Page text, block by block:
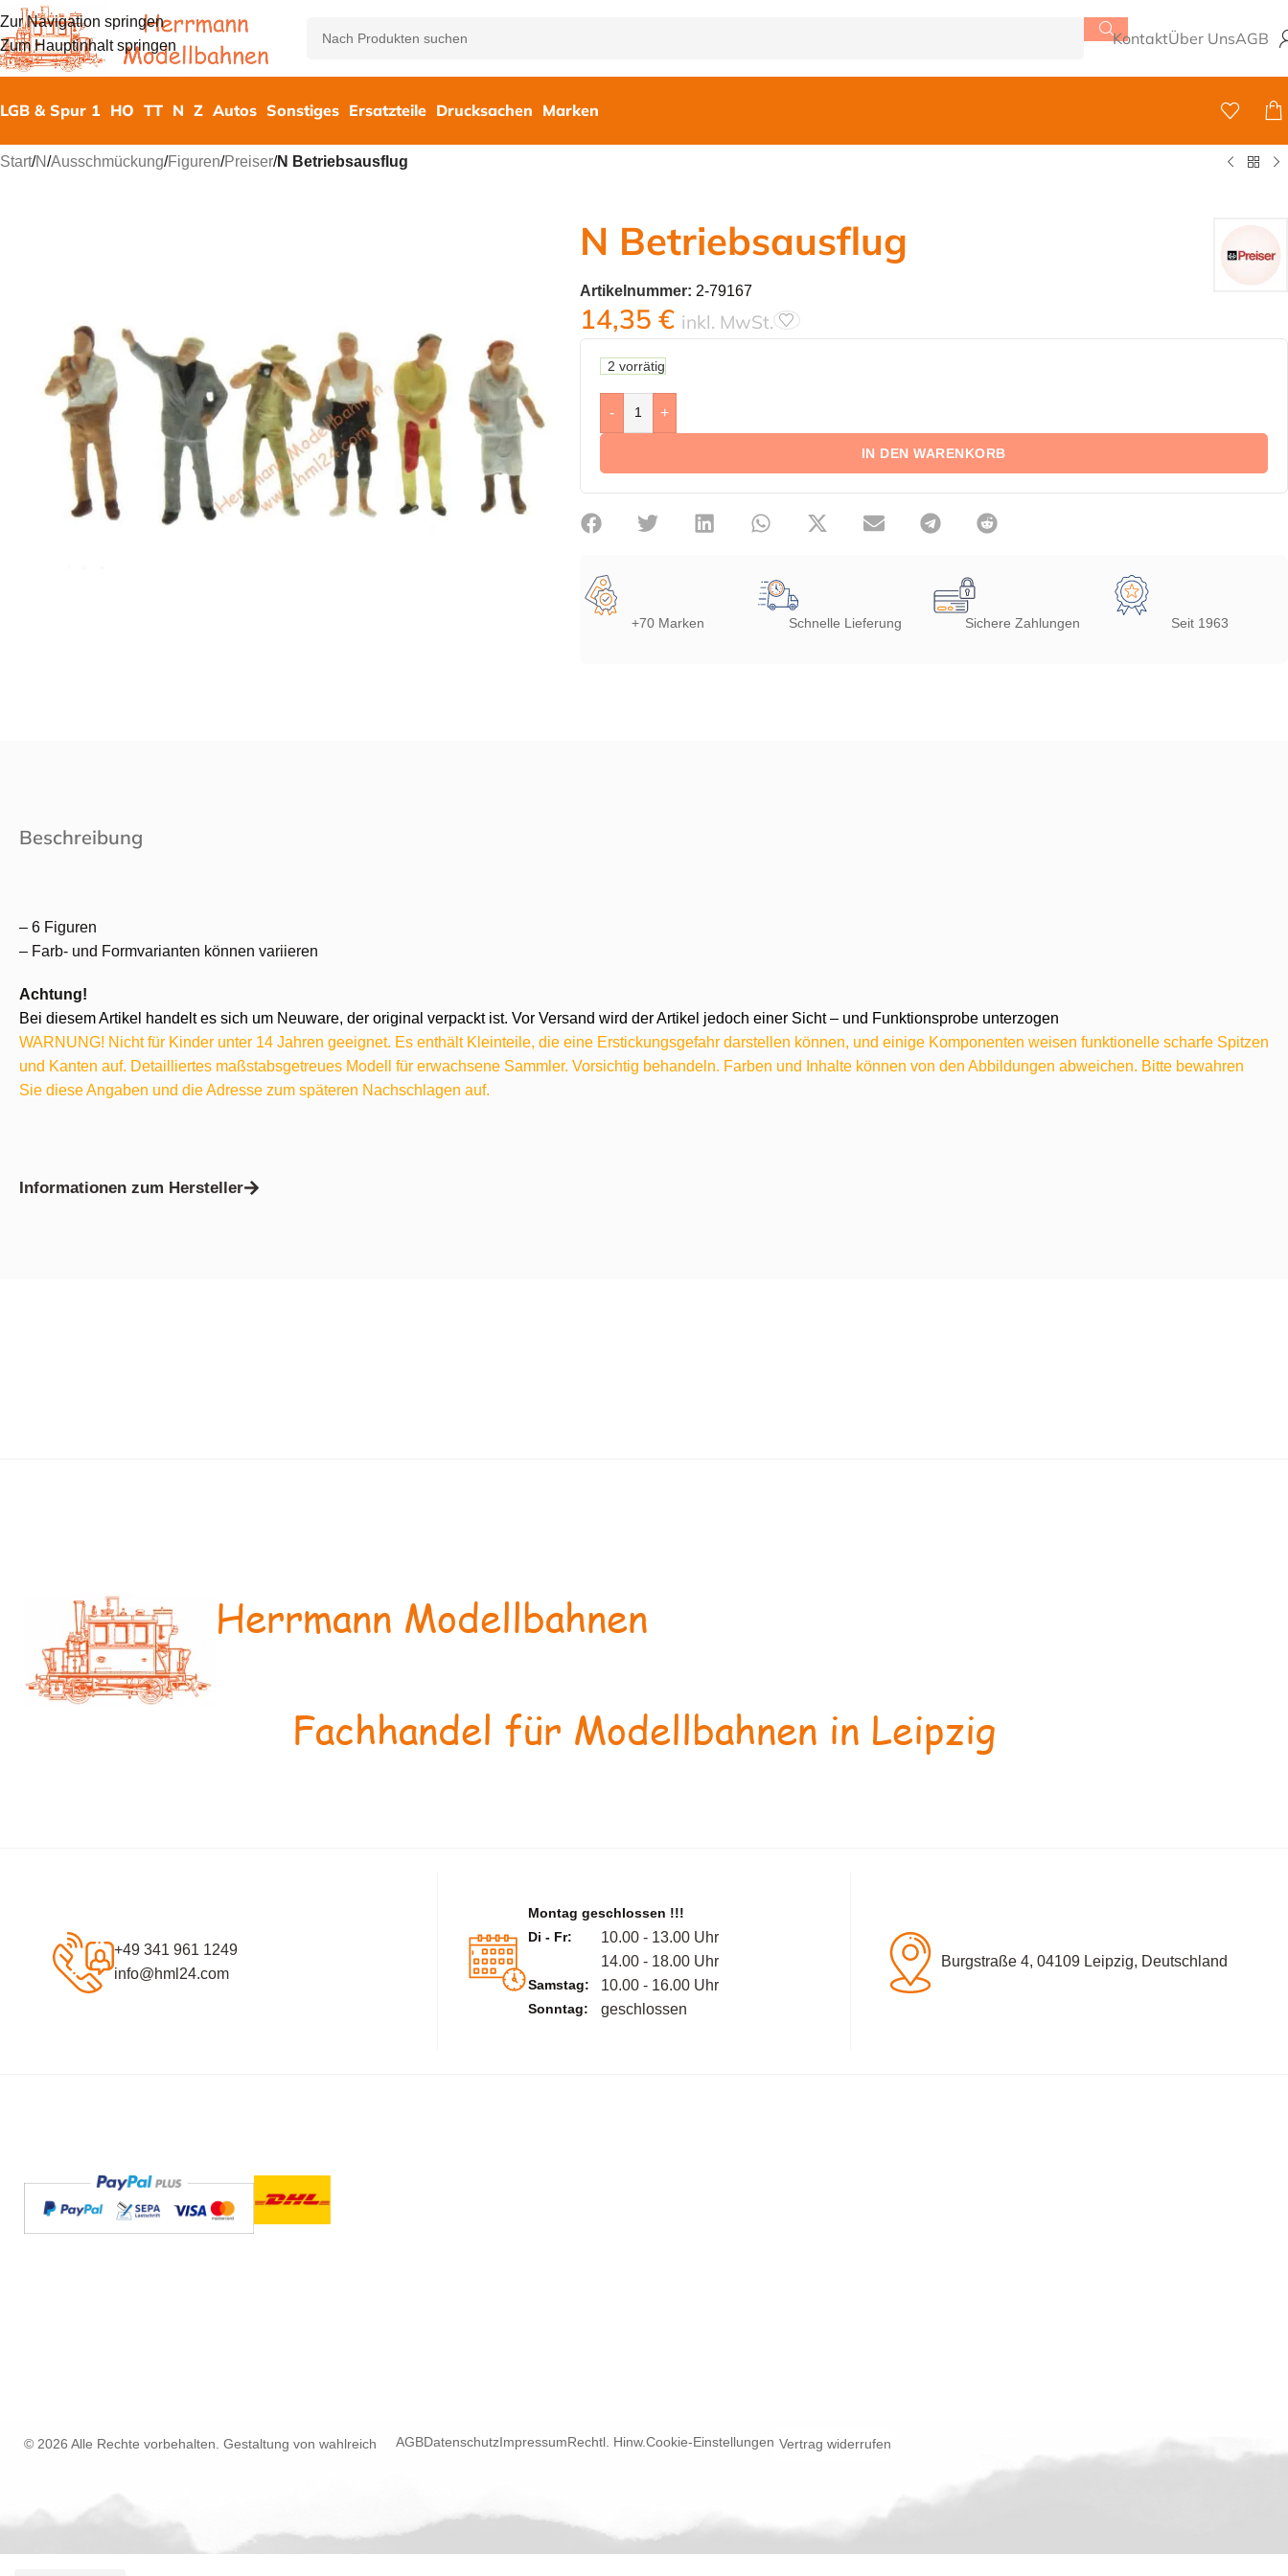
Zur Navigation springen
Zum Hauptinhalt springen
KontaktÜber UnsAGB
LGB & Spur 1 HO TT N Z Autos Sonstiges Ersatzteile Drucksachen Marken
Start/N/Ausschmückung/Figuren/Preiser/N Betriebsausflug
N Betriebsausflug
Artikelnummer: 2-79167
14,35 € inkl. MwSt.
2 vorrätig
- +
IN DEN WARENKORB
+70 Marken Schnelle Lieferung Sichere Zahlungen Seit 1963
Beschreibung
– 6 Figuren
– Farb- und Formvarianten können variieren
Achtung!
Bei diesem Artikel handelt es sich um Neuware, der original verpackt ist. Vor Versand wird der Artikel jedoch einer Sicht – und Funktionsprobe unterzogen
WARNUNG! Nicht für Kinder unter 14 Jahren geeignet. Es enthält Kleinteile, die eine Erstickungsgefahr darstellen können, und einige Komponenten weisen funktionelle scharfe Spitzen
und Kanten auf. Detailliertes maßstabsgetreues Modell für erwachsene Sammler. Vorsichtig behandeln. Farben und Inhalte können von den Abbildungen abweichen. Bitte bewahren
Sie diese Angaben und die Adresse zum späteren Nachschlagen auf.
Informationen zum Hersteller
Herrmann Modellbahnen
Fachhandel für Modellbahnen in Leipzig
+49 341 961 1249
info@hml24.com
Montag geschlossen !!!
Di - Fr:
10.00 - 13.00 Uhr
14.00 - 18.00 Uhr
Samstag: 10.00 - 16.00 Uhr
Sonntag: geschlossen
Burgstraße 4, 04109 Leipzig, Deutschland
© 2026 Alle Rechte vorbehalten. Gestaltung von wahlreich AGBDatenschutzImpressumRechtl. Hinw.Cookie-Einstellungen Vertrag widerrufen